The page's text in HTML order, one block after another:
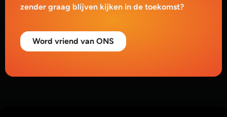
zender graag blijven kijken in de toekomst?
Word vriend van ONS